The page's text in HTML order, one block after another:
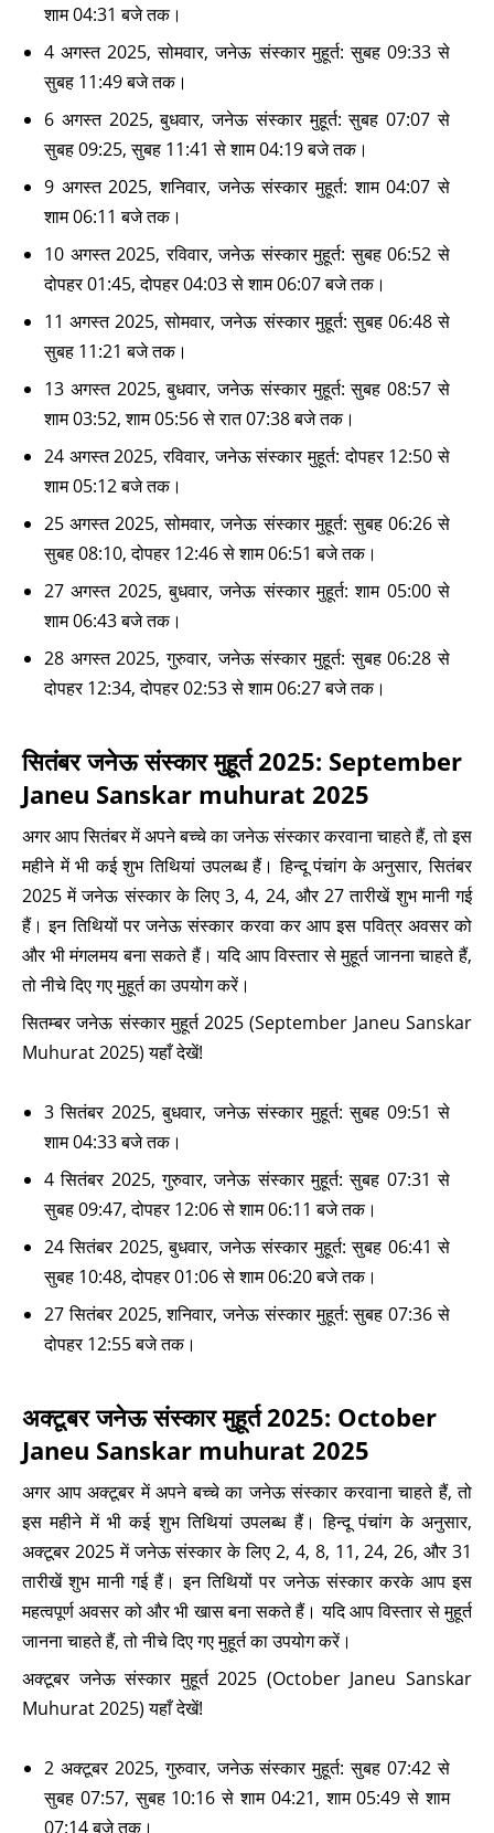
शाम 04:31 बजे तक।
4 अगस्त 2025, सोमवार, जनेऊ संस्कार मुहूर्त: सुबह 09:33 से
सुबह 11:49 बजे तक।
6 अगस्त 2025, बुधवार, जनेऊ संस्कार मुहूर्त: सुबह 07:07 से
सुबह 09:25, सुबह 11:41 से शाम 04:19 बजे तक।
9 अगस्त 2025, शनिवार, जनेऊ संस्कार मुहूर्त: शाम 04:07 से
शाम 06:11 बजे तक।
10 अगस्त 2025, रविवार, जनेऊ संस्कार मुहूर्त: सुबह 06:52 से
दोपहर 01:45, दोपहर 04:03 से शाम 06:07 बजे तक।
11 अगस्त 2025, सोमवार, जनेऊ संस्कार मुहूर्त: सुबह 06:48 से
सुबह 11:21 बजे तक।
13 अगस्त 2025, बुधवार, जनेऊ संस्कार मुहूर्त: सुबह 08:57 से
शाम 03:52, शाम 05:56 से रात 07:38 बजे तक।
24 अगस्त 2025, रविवार, जनेऊ संस्कार मुहूर्त: दोपहर 12:50 से
शाम 05:12 बजे तक।
25 अगस्त 2025, सोमवार, जनेऊ संस्कार मुहूर्त: सुबह 06:26 से
सुबह 08:10, दोपहर 12:46 से शाम 06:51 बजे तक।
27 अगस्त 2025, बुधवार, जनेऊ संस्कार मुहूर्त: शाम 05:00 से
शाम 06:43 बजे तक।
28 अगस्त 2025, गुरुवार, जनेऊ संस्कार मुहूर्त: सुबह 06:28 से
दोपहर 12:34, दोपहर 02:53 से शाम 06:27 बजे तक।
सितंबर जनेऊ संस्कार मुहूर्त 2025: September
Janeu Sanskar muhurat 2025
अगर आप सितंबर में अपने बच्चे का जनेऊ संस्कार करवाना चाहते हैं, तो इस
महीने में भी कई शुभ तिथियां उपलब्ध हैं। हिन्दू पंचांग के अनुसार, सितंबर
2025 में जनेऊ संस्कार के लिए 3, 4, 24, और 27 तारीखें शुभ मानी गई
हैं। इन तिथियों पर जनेऊ संस्कार करवा कर आप इस पवित्र अवसर को
और भी मंगलमय बना सकते हैं। यदि आप विस्तार से मुहूर्त जानना चाहते हैं,
तो नीचे दिए गए मुहूर्त का उपयोग करें।
सितम्बर जनेऊ संस्कार मुहूर्त 2025 (September Janeu Sanskar
Muhurat 2025) यहाँ देखें!
3 सितंबर 2025, बुधवार, जनेऊ संस्कार मुहूर्त: सुबह 09:51 से
शाम 04:33 बजे तक।
4 सितंबर 2025, गुरुवार, जनेऊ संस्कार मुहूर्त: सुबह 07:31 से
सुबह 09:47, दोपहर 12:06 से शाम 06:11 बजे तक।
24 सितंबर 2025, बुधवार, जनेऊ संस्कार मुहूर्त: सुबह 06:41 से
सुबह 10:48, दोपहर 01:06 से शाम 06:20 बजे तक।
27 सितंबर 2025, शनिवार, जनेऊ संस्कार मुहूर्त: सुबह 07:36 से
दोपहर 12:55 बजे तक।
अक्टूबर जनेऊ संस्कार मुहूर्त 2025: October
Janeu Sanskar muhurat 2025
अगर आप अक्टूबर में अपने बच्चे का जनेऊ संस्कार करवाना चाहते हैं, तो
इस महीने में भी कई शुभ तिथियां उपलब्ध हैं। हिन्दू पंचांग के अनुसार,
अक्टूबर 2025 में जनेऊ संस्कार के लिए 2, 4, 8, 11, 24, 26, और 31
तारीखें शुभ मानी गई हैं। इन तिथियों पर जनेऊ संस्कार करके आप इस
महत्वपूर्ण अवसर को और भी खास बना सकते हैं। यदि आप विस्तार से मुहूर्त
जानना चाहते हैं, तो नीचे दिए गए मुहूर्त का उपयोग करें।
अक्टूबर जनेऊ संस्कार मुहूर्त 2025 (October Janeu Sanskar
Muhurat 2025) यहाँ देखें!
2 अक्टूबर 2025, गुरुवार, जनेऊ संस्कार मुहूर्त: सुबह 07:42 से
सुबह 07:57, सुबह 10:16 से शाम 04:21, शाम 05:49 से शाम
07:14 बजे तक।